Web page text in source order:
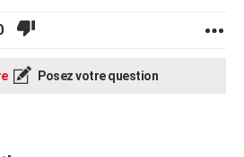
Posez votre question